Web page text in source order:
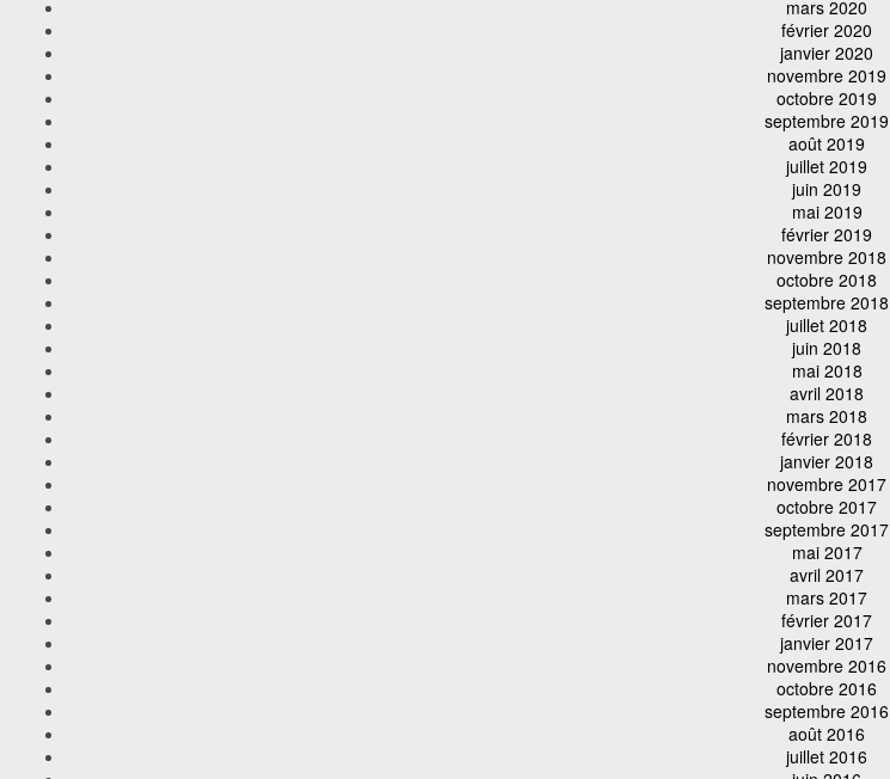
mars 2020
février 2020
janvier 2020
novembre 2019
octobre 2019
septembre 2019
août 2019
juillet 2019
juin 2019
mai 2019
février 2019
novembre 2018
octobre 2018
septembre 2018
juillet 2018
juin 2018
mai 2018
avril 2018
mars 2018
février 2018
janvier 2018
novembre 2017
octobre 2017
septembre 2017
mai 2017
avril 2017
mars 2017
février 2017
janvier 2017
novembre 2016
octobre 2016
septembre 2016
août 2016
juillet 2016